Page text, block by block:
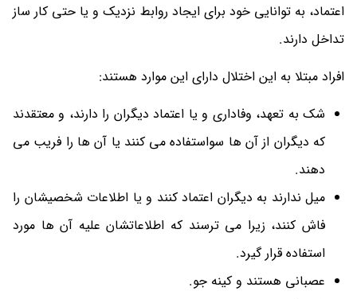
اعتماد، به توانایی خود برای ایجاد روابط نزدیک و یا حتی کار ساز
تداخل دارند.
افراد مبتلا به این اختلال دارای این موارد هستند:
شک به تعهد، وفاداری و یا اعتماد دیگران را دارند، و معتقدند
که دیگران از آن ها سواستفاده می کنند یا آن ها را فریب می
دهند.
میل ندارند به دیگران اعتماد کنند و یا اطلاعات شخصیشان را
فاش کنند، زیرا می ترسند که اطلاعاتشان علیه آن ها مورد
استفاده قرار گیرد.
عصبانی هستند و کینه جو.